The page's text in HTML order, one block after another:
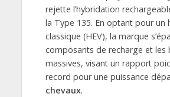
rejette l’hybridation
la Type 135. En optant pour un
classique (HEV), la marque
composants de recharge et les
massives, visant un rapport
record pour une puissance
chevaux.